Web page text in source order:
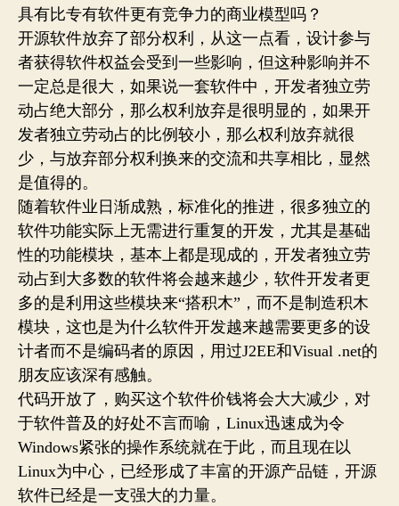
具有比专有软件更有竞争力的商业模型吗？
开源软件放弃了部分权利，从这一点看，设计参与
者获得软件权益会受到一些影响，但这种影响并不
一定总是很大，如果说一套软件中，开发者独立劳
动占绝大部分，那么权利放弃是很明显的，如果开
发者独立劳动占的比例较小，那么权利放弃就很
少，与放弃部分权利换来的交流和共享相比，显然
是值得的。
随着软件业日渐成熟，标准化的推进，很多独立的
软件功能实际上无需进行重复的开发，尤其是基础
性的功能模块，基本上都是现成的，开发者独立劳
动占到大多数的软件将会越来越少，软件开发者更
多的是利用这些模块来“搭积木”，而不是制造积木
模块，这也是为什么软件开发越来越需要更多的设
计者而不是编码者的原因，用过J2EE和Visual .net的
朋友应该深有感触。
代码开放了，购买这个软件价钱将会大大减少，对
于软件普及的好处不言而喻，Linux迅速成为令
Windows紧张的操作系统就在于此，而且现在以
Linux为中心，已经形成了丰富的开源产品链，开源
软件已经是一支强大的力量。